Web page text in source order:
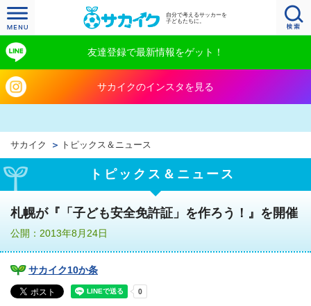
自分で考えるサッカーを
子どもたちに。
友達登録で最新情報をゲット！
サカイクのインスタを見る
サカイク トピックス＆ニュース
トピックス＆ニュース
札幌が『「子ども安全免許証」を作ろう！』を開催
公開：2013年8月24日
サカイク10か条